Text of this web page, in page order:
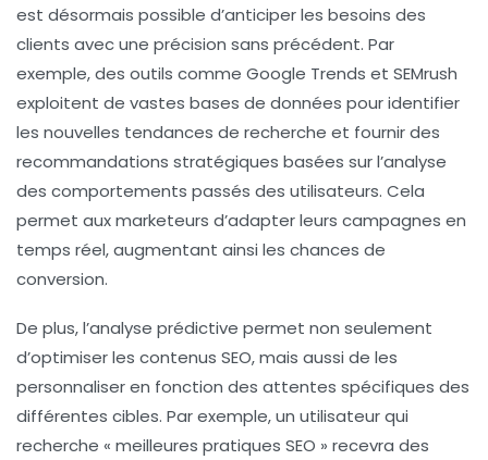
est désormais possible d’anticiperles besoins des
clients avec une précision sans précédent. Par
exemple, des outils comme Google Trends et SEMrush
exploitent de vastes bases de données pour identifier
les nouvelles tendances de recherche et fournir des
recommandations stratégiques basées sur l’analyse
des comportements passés des utilisateurs. Cela
permet aux marketeurs d’adapter leurs campagnes en
temps réel, augmentant ainsi les chances de
conversion.
De plus, l’analyse prédictive permet non seulement
d’optimiserles contenus SEO, mais aussi de les
personnaliser en fonction des attentes spécifiques des
différentes cibles. Par exemple, un utilisateur qui
recherche « meilleures pratiques SEO » recevra des